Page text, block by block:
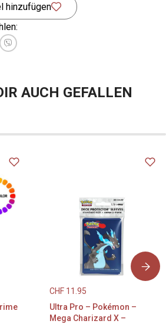
hinzufügen
AUCH GEFALLEN
CHF11.95
Ultra Pro – Pokémon –
Mega Charizard X –